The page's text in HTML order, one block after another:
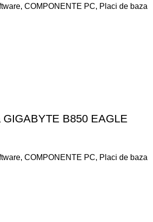
, COMPONENTE PC, Placi de baza
GIGABYTE B850 EAGLE
, COMPONENTE PC, Placi de baza